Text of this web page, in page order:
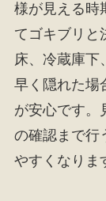
様が見える時
てゴキブリと
床、冷蔵庫下
早く隠れた場
が安心です。
の確認まで行
やすくなりま